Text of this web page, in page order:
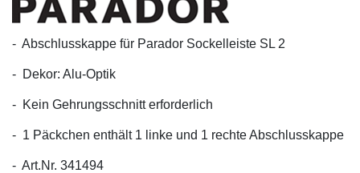
- Abschlusskappe für Parador Sockelleiste SL 2
- Dekor: Alu-Optik
- Kein Gehrungsschnitt erforderlich
- 1 Päckchen enthält 1 linke und 1 rechte Abschlusskappe
- Art.Nr. 341494